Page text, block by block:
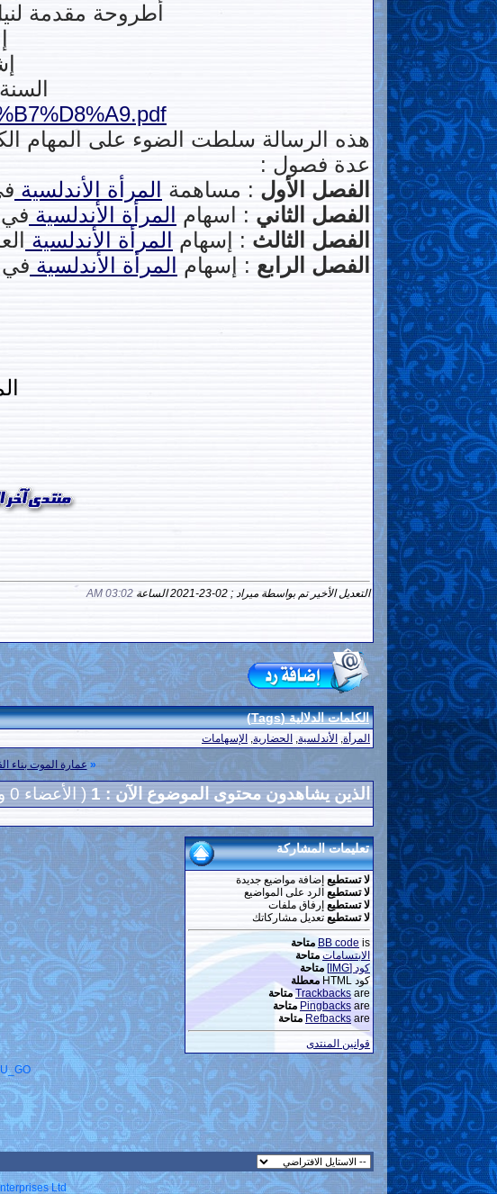
أطروحة مقدمة
السنة
هذه الرسالة سلطت الضوء على المهام
عدة فصول :
الفصل الأول : مساهمة المرأة الأندلسية
الفصل الثاني : اسهام المرأة الأندلسية في
الفصل الثالث : إسهام المرأة الأندلسية
الفصل الرابع : إسهام المرأة الأندلسية في
التعديل الأخير تم بواسطة ميراد ; 02-23-2021 الساعة 03:02 AM
الكلمات الدلالية (Tags)
المرأة, الأندلسية, الحضارية, الإسهامات
« عمارة الموت بناء
الذين يشاهدون محتوى الموضوع الآن : 1 ( الأعضاء 0 والزوار 1)
تعليمات المشاركة
لا تستطيع إضافة مواضيع جديدة
لا تستطيع الرد على المواضيع
لا تستطيع إرفاق ملفات
لا تستطيع تعديل مشاركاتك
BB code is
متاحة
الابتسامات متاحة
كود [IMG]
متاحة
كود HTML
معطلة
Trackbacks are
متاحة
Pingbacks are
متاحة
Refbacks are
متاحة
قوانين المنتدى
-
Ltd.